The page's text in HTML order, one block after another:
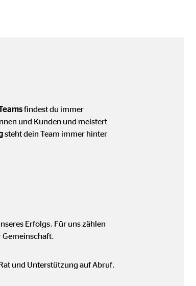
findest du immer
und Kunden und meistert
steht dein Team immer hinter
Erfolgs. Für uns zählen
Gemeinschaft.
und Unterstützung auf Abruf.
Medien